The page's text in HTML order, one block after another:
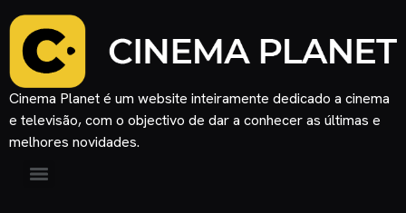
Cinema Planet é um website inteiramente dedicado a cinema
e televisão, com o objectivo de dar a conhecer as últimas e
melhores novidades.